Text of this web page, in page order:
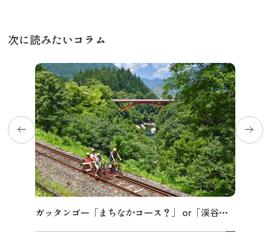
飛騨市の６つの魅力
交通機関・道路情報
飛騨古川の駐車場
よくある質問
お知らせ
当サイトについて
協会について
パンフレット
写真ダウンロード
関連リンク
お問い合わせ
次に読みたいコラム
ガッタンゴー「まちなかコース？」 or「渓谷コース？」